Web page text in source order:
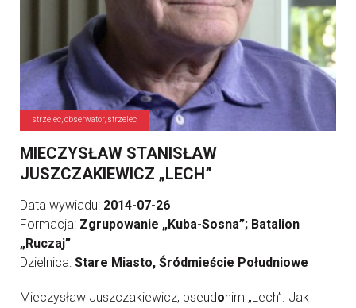
strzelec, obserwator, strzelec
MIECZYSŁAW STANISŁAW
JUSZCZAKIEWICZ „LECH”
Data wywiadu: 2014-07-26
Formacja: Zgrupowanie „Kuba-Sosna”; Batalion
„Ruczaj”
Dzielnica: Stare Miasto, Śródmieście Południowe
Mieczysław Juszczakiewicz, pseudonim „Lech”. Jak